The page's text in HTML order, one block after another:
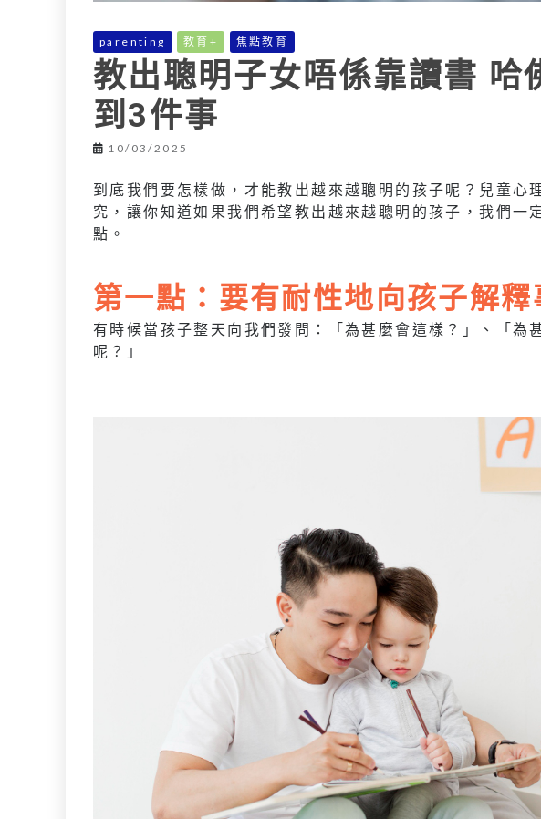
parenting 教育+ 焦點教育
教出聰明子女唔係靠讀書 哈
到3件事
10/03/2025
到底我們要怎樣做，才能教出越來越聰明的孩子呢？兒童心
究，讓你知道如果我們希望教出越來越聰明的孩子，我們一
點。
第一點：要有耐性地向孩子解釋
有時候當孩子整天向我們發問：「為甚麼會這樣？」、「為
呢？」